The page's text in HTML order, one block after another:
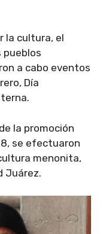
la cultura, el
pueblos
a cabo eventos
Día
la promoción
se efectuaron
menonita,
Juárez.